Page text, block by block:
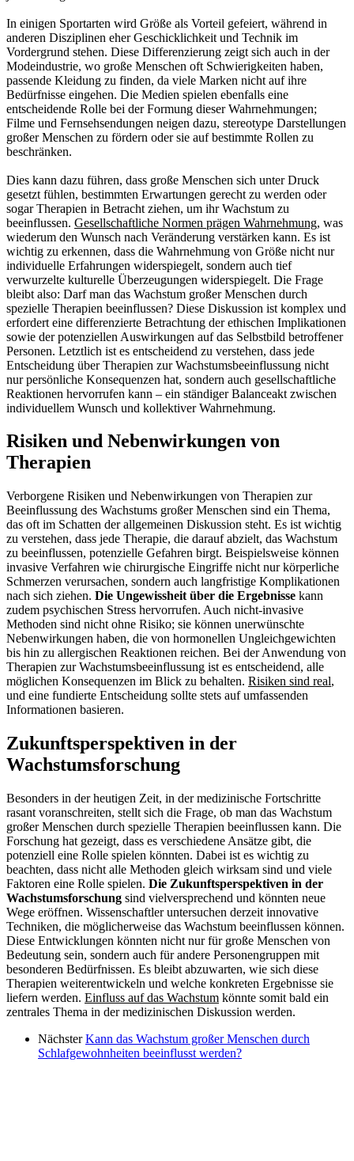
In einigen Sportarten wird Größe als Vorteil gefeiert, während in
anderen Disziplinen eher Geschicklichkeit und Technik im
Vordergrund stehen. Diese Differenzierung zeigt sich auch in der
Modeindustrie, wo große Menschen oft Schwierigkeiten haben,
passende Kleidung zu finden, da viele Marken nicht auf ihre
Bedürfnisse eingehen. Die Medien spielen ebenfalls eine
entscheidende Rolle bei der Formung dieser Wahrnehmungen;
Filme und Fernsehsendungen neigen dazu, stereotype Darstellungen
großer Menschen zu fördern oder sie auf bestimmte Rollen zu
beschränken.
Dies kann dazu führen, dass große Menschen sich unter Druck
gesetzt fühlen, bestimmten Erwartungen gerecht zu werden oder
sogar Therapien in Betracht ziehen, um ihr Wachstum zu
beeinflussen. Gesellschaftliche Normen prägen Wahrnehmung, was
wiederum den Wunsch nach Veränderung verstärken kann. Es ist
wichtig zu erkennen, dass die Wahrnehmung von Größe nicht nur
individuelle Erfahrungen widerspiegelt, sondern auch tief
verwurzelte kulturelle Überzeugungen widerspiegelt. Die Frage
bleibt also: Darf man das Wachstum großer Menschen durch
spezielle Therapien beeinflussen? Diese Diskussion ist komplex und
erfordert eine differenzierte Betrachtung der ethischen Implikationen
sowie der potenziellen Auswirkungen auf das Selbstbild betroffener
Personen. Letztlich ist es entscheidend zu verstehen, dass jede
Entscheidung über Therapien zur Wachstumsbeeinflussung nicht
nur persönliche Konsequenzen hat, sondern auch gesellschaftliche
Reaktionen hervorrufen kann – ein ständiger Balanceakt zwischen
individuellem Wunsch und kollektiver Wahrnehmung.
Risiken und Nebenwirkungen von
Therapien
Verborgene Risiken und Nebenwirkungen von Therapien zur
Beeinflussung des Wachstums großer Menschen sind ein Thema,
das oft im Schatten der allgemeinen Diskussion steht. Es ist wichtig
zu verstehen, dass jede Therapie, die darauf abzielt, das Wachstum
zu beeinflussen, potenzielle Gefahren birgt. Beispielsweise können
invasive Verfahren wie chirurgische Eingriffe nicht nur körperliche
Schmerzen verursachen, sondern auch langfristige Komplikationen
nach sich ziehen. Die Ungewissheit über die Ergebnisse kann
zudem psychischen Stress hervorrufen. Auch nicht-invasive
Methoden sind nicht ohne Risiko; sie können unerwünschte
Nebenwirkungen haben, die von hormonellen Ungleichgewichten
bis hin zu allergischen Reaktionen reichen. Bei der Anwendung von
Therapien zur Wachstumsbeeinflussung ist es entscheidend, alle
möglichen Konsequenzen im Blick zu behalten. Risiken sind real,
und eine fundierte Entscheidung sollte stets auf umfassenden
Informationen basieren.
Zukunftsperspektiven in der
Wachstumsforschung
Besonders in der heutigen Zeit, in der medizinische Fortschritte
rasant voranschreiten, stellt sich die Frage, ob man das Wachstum
großer Menschen durch spezielle Therapien beeinflussen kann. Die
Forschung hat gezeigt, dass es verschiedene Ansätze gibt, die
potenziell eine Rolle spielen könnten. Dabei ist es wichtig zu
beachten, dass nicht alle Methoden gleich wirksam sind und viele
Faktoren eine Rolle spielen. Die Zukunftsperspektiven in der
Wachstumsforschung sind vielversprechend und könnten neue
Wege eröffnen. Wissenschaftler untersuchen derzeit innovative
Techniken, die möglicherweise das Wachstum beeinflussen können.
Diese Entwicklungen könnten nicht nur für große Menschen von
Bedeutung sein, sondern auch für andere Personengruppen mit
besonderen Bedürfnissen. Es bleibt abzuwarten, wie sich diese
Therapien weiterentwickeln und welche konkreten Ergebnisse sie
liefern werden. Einfluss auf das Wachstum könnte somit bald ein
zentrales Thema in der medizinischen Diskussion werden.
Nächster Kann das Wachstum großer Menschen durch
Schlafgewohnheiten beeinflusst werden?